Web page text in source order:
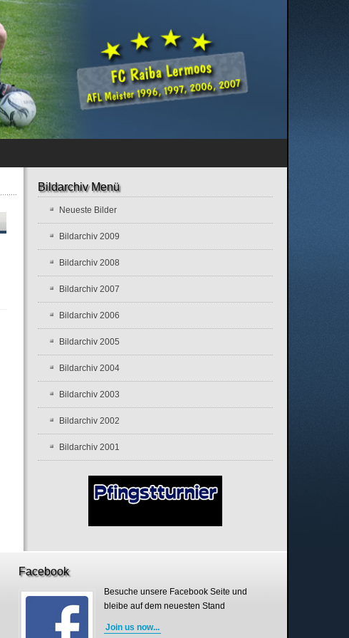
Bildarchiv Menü
Neueste Bilder
Bildarchiv 2009
Bildarchiv 2008
Bildarchiv 2007
Bildarchiv 2006
Bildarchiv 2005
Bildarchiv 2004
Bildarchiv 2003
Bildarchiv 2002
Bildarchiv 2001
Facebook
Besuche unsere Facebook Seite und
bleibe auf dem neuesten Stand
Join us now...